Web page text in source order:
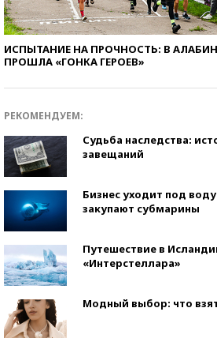
ИСПЫТАНИЕ НА ПРОЧНОСТЬ: В
ПРОШЛА «ГОНКА ГЕРОЕВ»
РЕКОМЕНДУЕМ:
Судьба наследства:
завещаний
Бизнес уходит под
закупают субмарины
Путешествие в
«Интерстеллара»
Модный выбор: что